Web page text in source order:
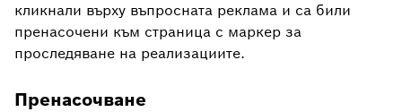
кликнали върху въпросната реклама и са били
пренасочени към страница с маркер за
проследяване на реализациите.
Пренасочване